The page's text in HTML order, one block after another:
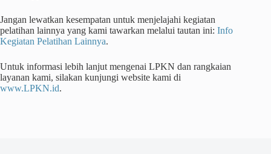
Jangan lewatkan kesempatan untuk menjelajahi kegiatan
pelatihan lainnya yang kami tawarkan melalui tautan ini: Info
Kegiatan Pelatihan Lainnya.
Untuk informasi lebih lanjut mengenai LPKN dan rangkaian
layanan kami, silakan kunjungi website kami di
www.LPKN.id.